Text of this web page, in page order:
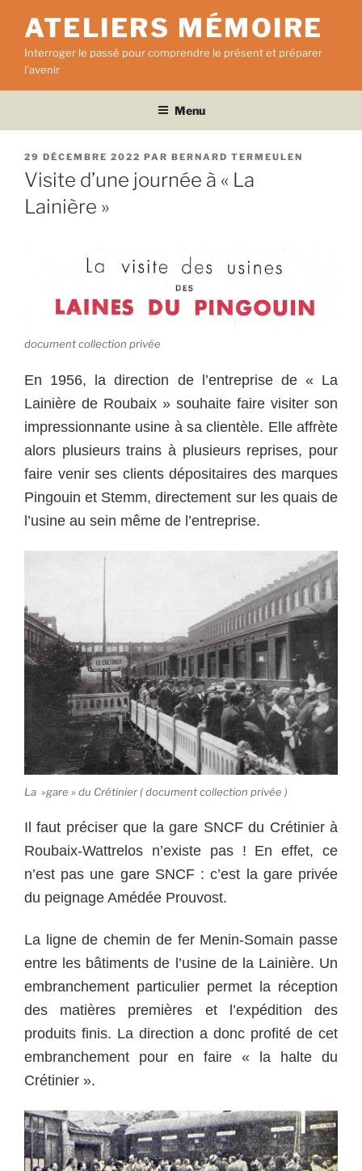
contenu
principal
ATELIERS MÉMOIRE
Interroger le passé pour comprendre le présent et préparer
l'avenir
Menu
PUBLIÉ
LE
29 DÉCEMBRE 2022 PAR BERNARD TERMEULEN
Visite d’une journée à « La
Lainière »
document collection privée
En 1956, la direction de l’entreprise de « La
Lainière de Roubaix » souhaite faire visiter son
impressionnante usine à sa clientèle. Elle affrète
alors plusieurs trains à plusieurs reprises, pour
faire venir ses clients dépositaires des marques
Pingouin et Stemm, directement sur les quais de
l’usine au sein même de l’entreprise.
La »gare » du Crétinier ( document collection privée )
Il faut préciser que la gare SNCF du Crétinier à
Roubaix-Wattrelos n’existe pas ! En effet, ce
n’est pas une gare SNCF : c’est la gare privée
du peignage Amédée Prouvost.
La ligne de chemin de fer Menin-Somain passe
entre les bâtiments de l’usine de la Lainière. Un
embranchement particulier permet la réception
des matières premières et l’expédition des
produits finis. La direction a donc profité de cet
embranchement pour en faire « la halte du
Crétinier ».